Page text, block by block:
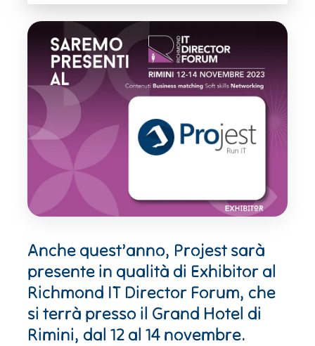
Anche quest’anno, Projest sarà
presente in qualità di Exhibitor al
Richmond IT Director Forum, che
si terrà presso il Grand Hotel di
Rimini, dal 12 al 14 novembre.